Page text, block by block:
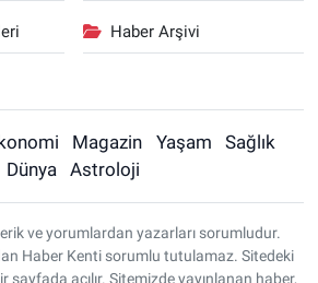
Haber Arşivi
Magazin Yaşam
Sağlık
Dünya
Astroloji
ve yorumlardan yazarları sorumludur.
Haber Kenti sorumlu tutulamaz. Sitedeki
sayfada açılır. Sitemizde yayınlanan haber,